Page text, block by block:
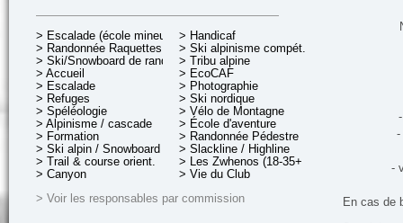
> Escalade (école mineurs)
> Randonnée Raquettes
> Ski/Snowboard de rando.
> Accueil
> Escalade
> Refuges
> Spéléologie
> Alpinisme / cascade
> Formation
> Ski alpin / Snowboard
> Trail & course orient.
> Canyon
> Handicaf
> Ski alpinisme compét.
> Tribu alpine
> EcoCAF
> Photographie
> Ski nordique
> Vélo de Montagne
> École d'aventure
> Randonnée Pédestre
> Slackline / Highline
> Les Zwhenos (18-35+ ans)
> Vie du Club
> Voir les responsables par commission
-
-
En cas de